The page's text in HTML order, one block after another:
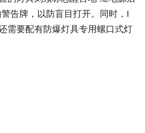
告牌，以防盲目打开。同时， I
需要配有防爆灯具专用螺口式灯